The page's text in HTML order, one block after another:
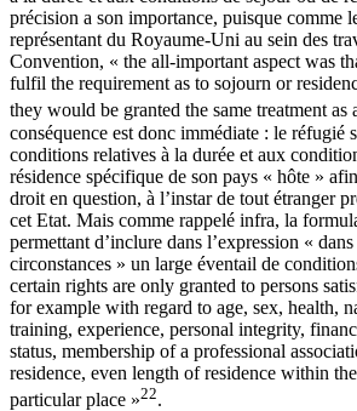
précision a son importance, puisque comme
représentant du Royaume-Uni au sein des
Convention, « the all-important aspect was
fulfil the requirement as to sojourn or
they would be granted the same treatment as
conséquence est donc immédiate : le réfugié
conditions relatives à la durée et aux
résidence spécifique de son pays « hôte »
droit en question, à l’instar de tout étranger
cet Etat. Mais comme rappelé infra, la
permettant d’inclure dans l’expression «
circonstances » un large éventail de
certain rights are only granted to persons
for example with regard to age, sex, health,
training, experience, personal integrity,
status, membership of a professional
residence, even length of residence within
particular place »22.